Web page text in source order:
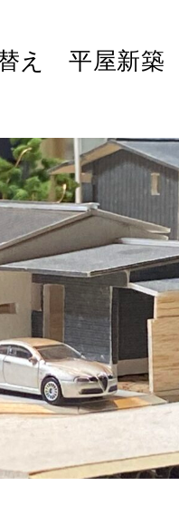
え 平屋新築